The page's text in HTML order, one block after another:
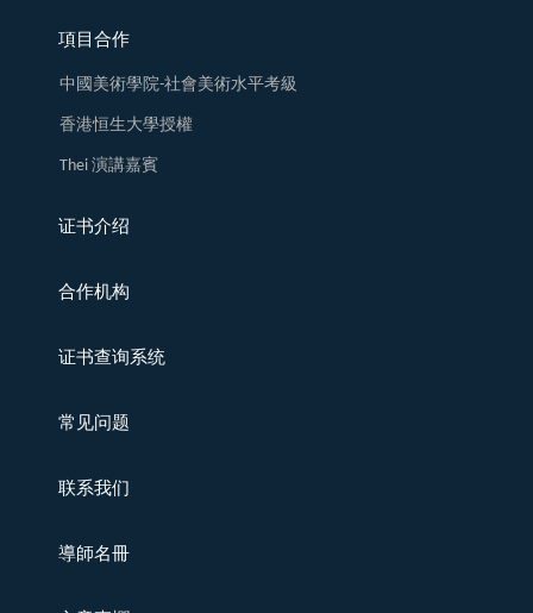
項目合作
中國美術學院-社會美術水平考級
香港恒生大學授權
Thei 演講嘉賓
证书介绍
合作机构
证书查询系统
常见问题
联系我们
導師名冊